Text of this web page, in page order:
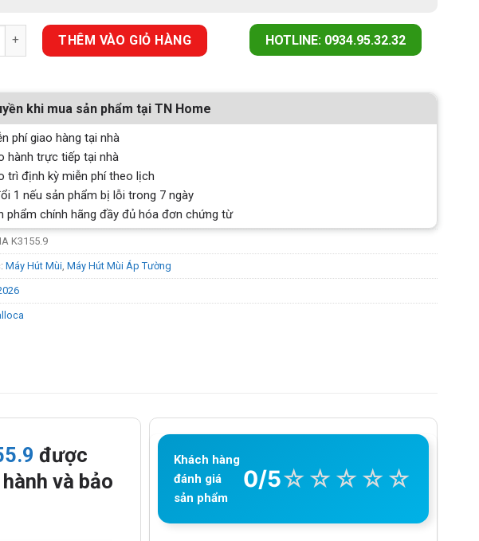
KHÓI KẾT HỢP KHỬ MÙI MALLOCA GAMA K3155.9 số lượng
THÊM VÀO GIỎ HÀNG HOTLINE: 0934.95.32.32
khi mua sản phẩm tại TN Home
phí giao hàng tại nhà
hành trực tiếp tại nhà
trì định kỳ miễn phí theo lịch
1 nếu sản phẩm bị lỗi trong 7 ngày
phẩm chính hãng đầy đủ hóa đơn chứng từ
K3155.9
Máy Hút Mùi Máy Hút Mùi Áp Tường
được
và bảo
Khách hàng
đánh giá
sản phẩm
0/5☆ ☆ ☆ ☆ ☆